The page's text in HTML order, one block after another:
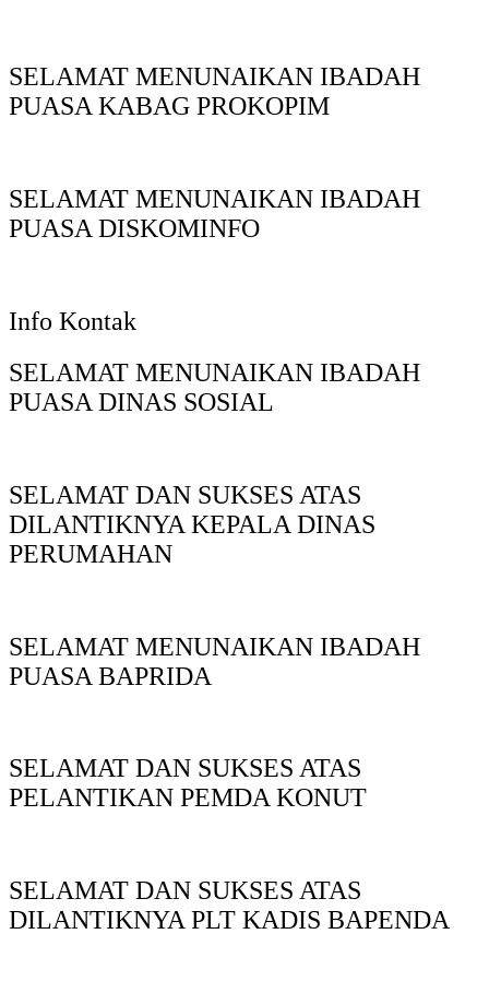
SELAMAT MENUNAIKAN IBADAH
PUASA KABAG PROKOPIM
SELAMAT MENUNAIKAN IBADAH
PUASA DISKOMINFO
Info Kontak
SELAMAT MENUNAIKAN IBADAH
PUASA DINAS SOSIAL
SELAMAT DAN SUKSES ATAS
DILANTIKNYA KEPALA DINAS
PERUMAHAN
SELAMAT MENUNAIKAN IBADAH
PUASA BAPRIDA
SELAMAT DAN SUKSES ATAS
PELANTIKAN PEMDA KONUT
SELAMAT DAN SUKSES ATAS
DILANTIKNYA PLT KADIS BAPENDA